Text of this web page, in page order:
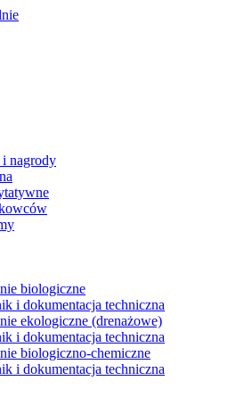
nagrody
biologiczne
i dokumentacja techniczna
ekologiczne (drenażowe)
i dokumentacja techniczna
biologiczno-chemiczne
i dokumentacja techniczna